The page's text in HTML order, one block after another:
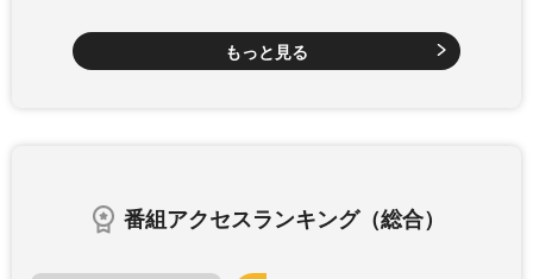
もっと見る
番組アクセスランキング（総合）